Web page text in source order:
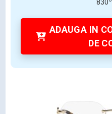
830
ADAUGA IN
DE